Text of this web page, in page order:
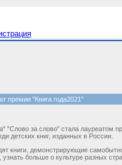
премии "Книга года2021"
"Слово за слово" стала лауреатом
детских книг, изданных в России.
книги, демонстрирующие
узнать больше о культуре разных